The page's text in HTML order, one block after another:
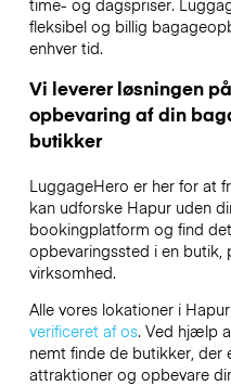
time- og dagspriser.
fleksibel og billig
enhver tid.
Vi leverer løsningen
opbevaring af din
butikker
LuggageHero er her for at
kan udforske Hapur uden
bookingplatform og find
opbevaringssted i en butik,
virksomhed.
Alle vores lokationer i
verificeret af os. Ved hjælp
nemt finde de butikker,
attraktioner og opbevare